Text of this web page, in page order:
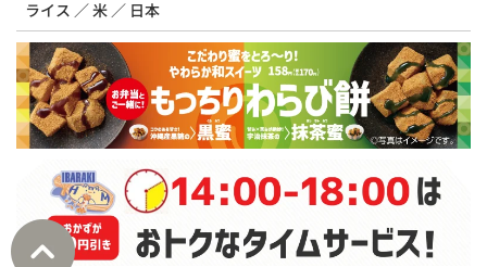
ライス
米 日本